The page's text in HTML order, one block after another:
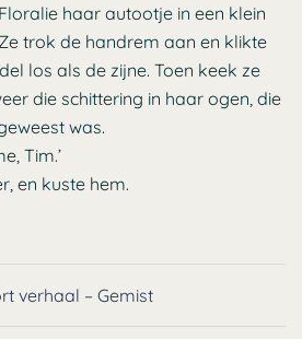
haar autootje in een klein
trok de handrem aan en klikte
los als de zijne. Toen keek ze
die schittering in haar ogen, die
was.
Tim.’
en kuste hem.
verhaal – Gemist